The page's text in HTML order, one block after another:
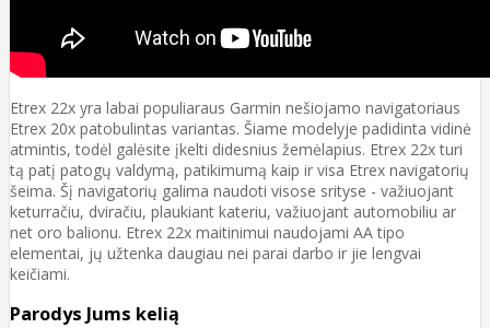
Etrex 22x yra labai populiaraus Garmin nešiojamo navigatoriaus
Etrex 20x patobulintas variantas. Šiame modelyje padidinta vidinė
atmintis, todėl galėsite įkelti didesnius žemėlapius. Etrex 22x turi
tą patį patogų valdymą, patikimumą kaip ir visa Etrex navigatorių
šeima. Šį navigatorių galima naudoti visose srityse - važiuojant
keturračiu, dviračiu, plaukiant kateriu, važiuojant automobiliu ar
net oro balionu. Etrex 22x maitinimui naudojami AA tipo
elementai, jų užtenka daugiau nei parai darbo ir jie lengvai
keičiami.
Parodys Jums kelią